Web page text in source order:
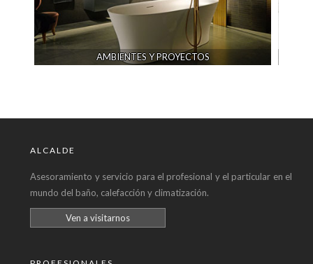
AMBIENTES Y PROYECTOS
ALCALDE
Asesoramiento y servicio para el profesional y el particular en el
mundo del baño, calefacción y climatización.
Ven a visitarnos